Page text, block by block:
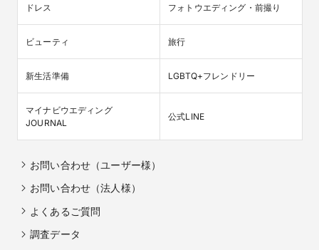
ドレス フォトウエディング・前撮り
ビューティ 旅行
新生活準備 LGBTQ+フレンドリー
マイナビウエディング
JOURNAL
公式LINE
お問い合わせ（ユーザー様）
お問い合わせ（法人様）
よくあるご質問
調査データ